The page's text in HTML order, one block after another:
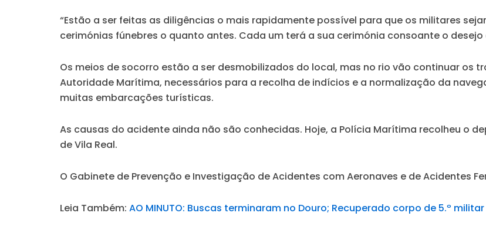
“Estão a ser feitas as diligências o mais rapidamente possível para que os militares
cerimónias fúnebres o quanto antes. Cada um terá a sua cerimónia consoante o
Os meios de socorro estão a ser desmobilizados do local, mas no rio vão continuar os
Autoridade Marítima, necessários para a recolha de indícios e a normalização da
muitas embarcações turísticas.
As causas do acidente ainda não são conhecidas. Hoje, a Polícia Marítima recolheu o
de Vila Real.
O Gabinete de Prevenção e Investigação de Acidentes com Aeronaves e de Acidentes
Leia Também: AO MINUTO: Buscas terminaram no Douro; Recuperado corpo de 5.º militar